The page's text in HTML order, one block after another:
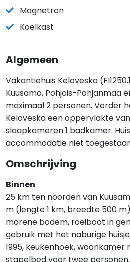
Magnetron
Koelkast
Algemeen
Vakantiehuis Keloveska
Kuusamo, Pohjois-Pohjanmaa
maximaal 2 personen. Verder
Keloveska een oppervlakte
slaapkameren 1 badkamer.
accommodatie niet
Omschrijving
Binnen
25 km ten noorden van
m (lengte 1 km, breedte 500
morene bodem, roeiboot in
gebruik met het naburige
1995, keukenhoek,